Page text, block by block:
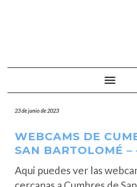
Cambiar
23 de junio de 2023
WEBCAMS DE
SAN BARTOLOMÉ –
Aqui puedes ver las